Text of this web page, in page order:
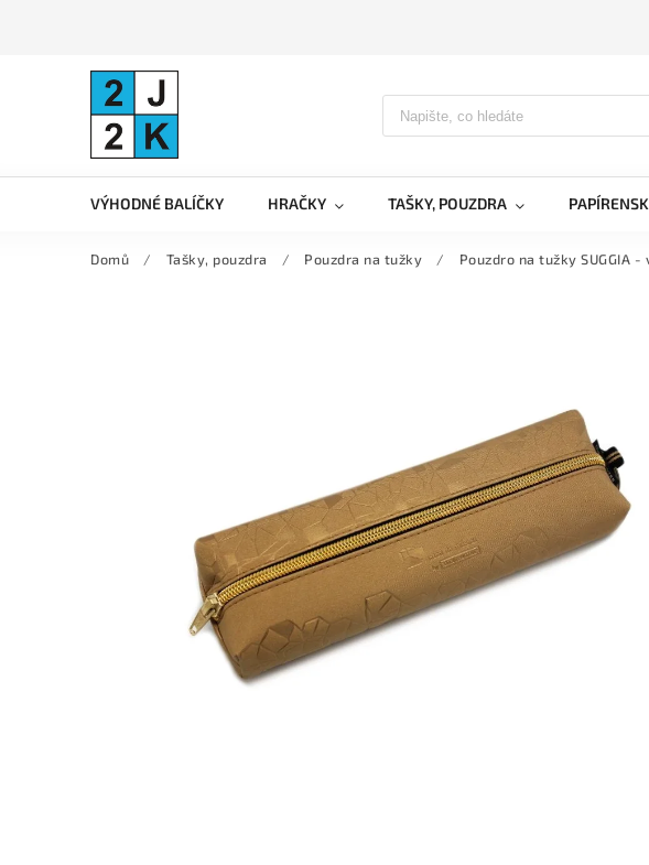
VÝHODNÉ BALÍČKY HRAČKY TAŠKY, POUZDRA
Domů / Tašky, pouzdra / Pouzdra na tužky / Pouzdro na tužky SUGGIA -